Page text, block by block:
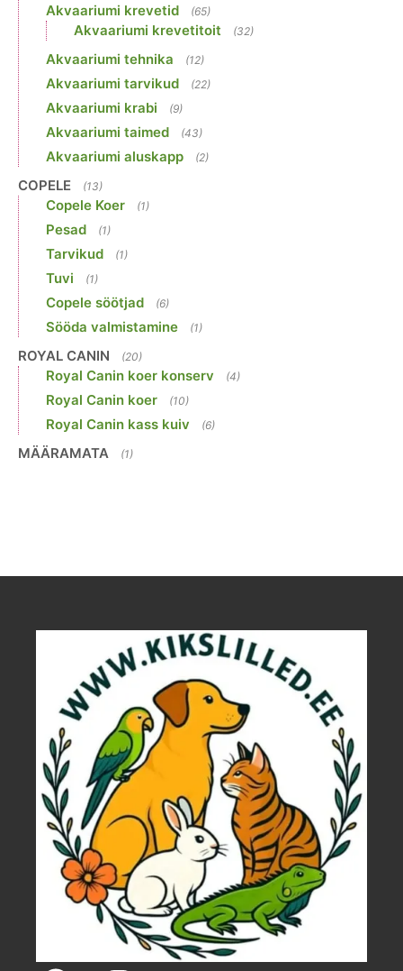
Akvaariumi krevetid (65)
Akvaariumi krevetitoit (32)
Akvaariumi tehnika (12)
Akvaariumi tarvikud (22)
Akvaariumi krabi (9)
Akvaariumi taimed (43)
Akvaariumi aluskapp (2)
COPELE (13)
Copele Koer (1)
Pesad (1)
Tarvikud (1)
Tuvi (1)
Copele söötjad (6)
Sööda valmistamine (1)
ROYAL CANIN (20)
Royal Canin koer konserv (4)
Royal Canin koer (10)
Royal Canin kass kuiv (6)
MÄÄRAMATA (1)